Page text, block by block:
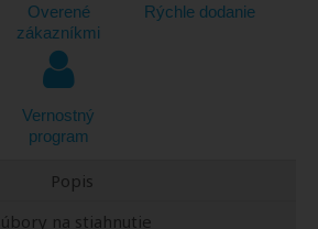
Overené
zákazníkmi
Rýchle dodanie
Vernostný
program
Popis
na stiahnutie